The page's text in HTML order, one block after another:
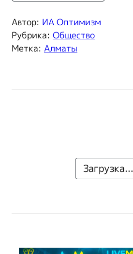
Автор: ИА Оптимизм
Рубрика: Общество
Метка: Алматы
Загрузка...